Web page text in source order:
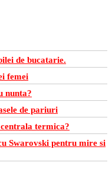
de bucatarie.
femei
nunta?
de pariuri
termica?
Swarovski pentru mire si